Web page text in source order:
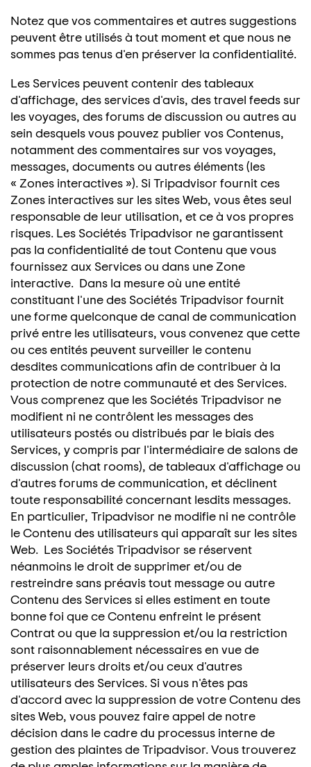
Notez que vos commentaires et autres suggestions
peuvent être utilisés à tout moment et que nous ne
sommes pas tenus d'en préserver la confidentialité.
Les Services peuvent contenir des tableaux
d'affichage, des services d'avis, des travel feeds sur
les voyages, des forums de discussion ou autres au
sein desquels vous pouvez publier vos Contenus,
notamment des commentaires sur vos voyages,
messages, documents ou autres éléments (les
« Zones interactives »). Si Tripadvisor fournit ces
Zones interactives sur les sites Web, vous êtes seul
responsable de leur utilisation, et ce à vos propres
risques. Les Sociétés Tripadvisor ne garantissent
pas la confidentialité de tout Contenu que vous
fournissez aux Services ou dans une Zone
interactive. Dans la mesure où une entité
constituant l'une des Sociétés Tripadvisor fournit
une forme quelconque de canal de communication
privé entre les utilisateurs, vous convenez que cette
ou ces entités peuvent surveiller le contenu
desdites communications afin de contribuer à la
protection de notre communauté et des Services.
Vous comprenez que les Sociétés Tripadvisor ne
modifient ni ne contrôlent les messages des
utilisateurs postés ou distribués par le biais des
Services, y compris par l'intermédiaire de salons de
discussion (chat rooms), de tableaux d'affichage ou
d'autres forums de communication, et déclinent
toute responsabilité concernant lesdits messages.
En particulier, Tripadvisor ne modifie ni ne contrôle
le Contenu des utilisateurs qui apparaît sur les sites
Web. Les Sociétés Tripadvisor se réservent
néanmoins le droit de supprimer et/ou de
restreindre sans préavis tout message ou autre
Contenu des Services si elles estiment en toute
bonne foi que ce Contenu enfreint le présent
Contrat ou que la suppression et/ou la restriction
sont raisonnablement nécessaires en vue de
préserver leurs droits et/ou ceux d'autres
utilisateurs des Services. Si vous n'êtes pas
d'accord avec la suppression de votre Contenu des
sites Web, vous pouvez faire appel de notre
décision dans le cadre du processus interne de
gestion des plaintes de Tripadvisor. Vous trouverez